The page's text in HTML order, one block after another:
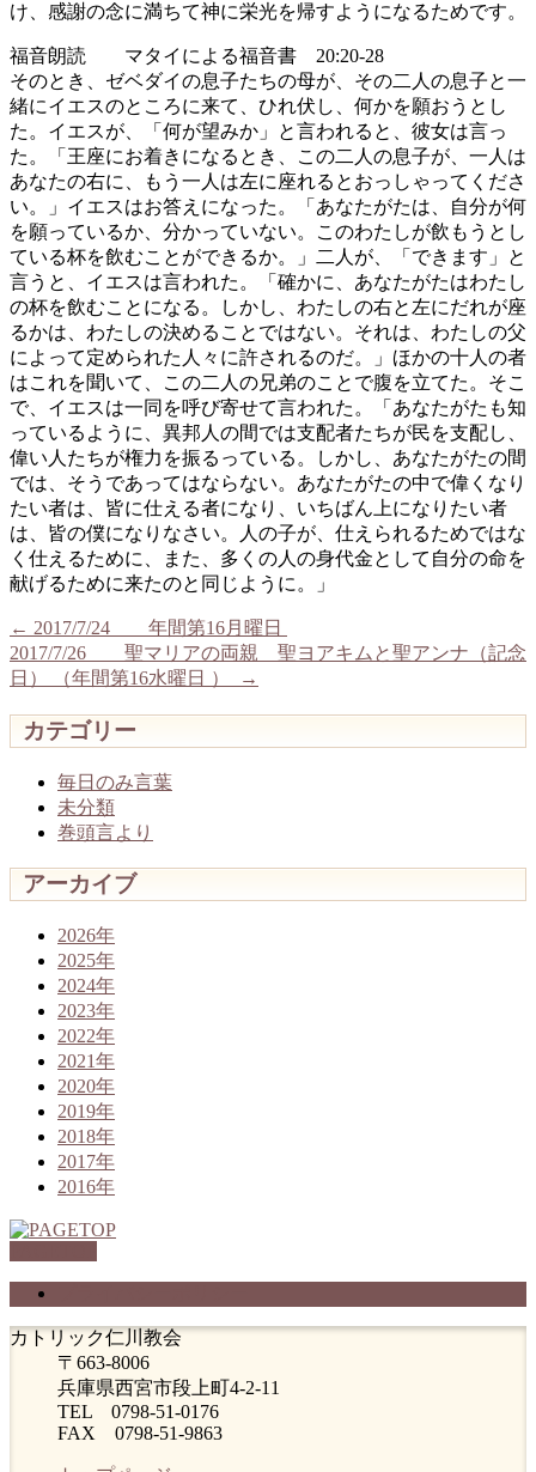
け、感謝の念に満ちて神に栄光を帰すようになるためです。
福音朗読 マタイによる福音書 20:20-28
そのとき、ゼベダイの息子たちの母が、その二人の息子と一
緒にイエスのところに来て、ひれ伏し、何かを願おうとし
た。イエスが、「何が望みか」と言われると、彼女は言っ
た。「王座にお着きになるとき、この二人の息子が、一人は
あなたの右に、もう一人は左に座れるとおっしゃってくださ
い。」イエスはお答えになった。「あなたがたは、自分が何
を願っているか、分かっていない。このわたしが飲もうとし
ている杯を飲むことができるか。」二人が、「できます」と
言うと、イエスは言われた。「確かに、あなたがたはわたし
の杯を飲むことになる。しかし、わたしの右と左にだれが座
るかは、わたしの決めることではない。それは、わたしの父
によって定められた人々に許されるのだ。」ほかの十人の者
はこれを聞いて、この二人の兄弟のことで腹を立てた。そこ
で、イエスは一同を呼び寄せて言われた。「あなたがたも知
っているように、異邦人の間では支配者たちが民を支配し、
偉い人たちが権力を振るっている。しかし、あなたがたの間
では、そうであってはならない。あなたがたの中で偉くなり
たい者は、皆に仕える者になり、いちばん上になりたい者
は、皆の僕になりなさい。人の子が、仕えられるためではな
く仕えるために、また、多くの人の身代金として自分の命を
献げるために来たのと同じように。」
← 2017/7/24 年間第16月曜日
2017/7/26 聖マリアの両親 聖ヨアキムと聖アンナ（記念
日） （年間第16水曜日 ）
→
カテゴリー
毎日のみ言葉
未分類
巻頭言より
アーカイブ
2026年
2025年
2024年
2023年
2022年
2021年
2020年
2019年
2018年
2017年
2016年
カトリック仁川教会
〒663-8006
兵庫県西宮市段上町4-2-11
TEL 0798-51-0176
FAX 0798-51-9863